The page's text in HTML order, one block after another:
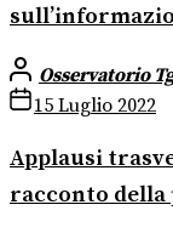
Osservatorio
15 Luglio 2022
Applausi
racconto della